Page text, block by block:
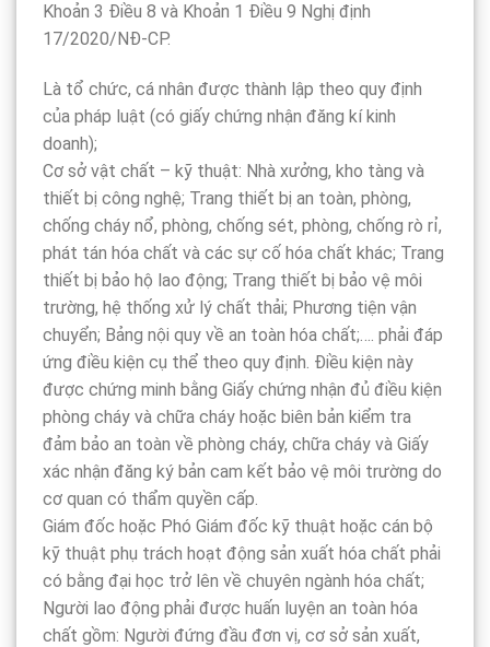
Khoản 3 Điều 8 và Khoản 1 Điều 9 Nghị định
17/2020/NĐ-CP.
Là tổ chức, cá nhân được thành lập theo quy định
của pháp luật (có giấy chứng nhận đăng kí kinh
doanh);
Cơ sở vật chất – kỹ thuật: Nhà xưởng, kho tàng và
thiết bị công nghệ; Trang thiết bị an toàn, phòng,
chống cháy nổ, phòng, chống sét, phòng, chống rò rỉ,
phát tán hóa chất và các sự cố hóa chất khác; Trang
thiết bị bảo hộ lao động; Trang thiết bị bảo vệ môi
trường, hệ thống xử lý chất thải; Phương tiện vận
chuyển; Bảng nội quy về an toàn hóa chất;…. phải đáp
ứng điều kiện cụ thể theo quy định. Điều kiện này
được chứng minh bằng Giấy chứng nhận đủ điều kiện
phòng cháy và chữa cháy hoặc biên bản kiểm tra
đảm bảo an toàn về phòng cháy, chữa cháy và Giấy
xác nhận đăng ký bản cam kết bảo vệ môi trường do
cơ quan có thẩm quyền cấp.
Giám đốc hoặc Phó Giám đốc kỹ thuật hoặc cán bộ
kỹ thuật phụ trách hoạt động sản xuất hóa chất phải
có bằng đại học trở lên về chuyên ngành hóa chất;
Người lao động phải được huấn luyện an toàn hóa
chất gồm: Người đứng đầu đơn vị, cơ sở sản xuất,